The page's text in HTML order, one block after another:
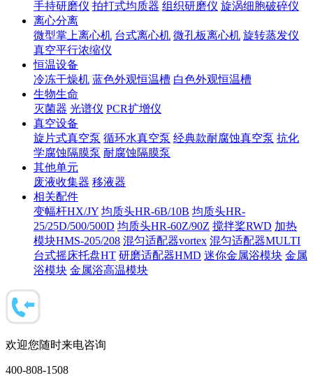
手持研磨仪 拍打式均质器 组织研磨仪 旋涡细胞破碎仪
离心分离
微型掌上离心机 台式离心机 微孔板离心机 旋转蒸发仪
真空平行浓缩仪
恒温设备
冷冻干燥机 蓝色外观恒温槽 白色外观恒温槽
生物生命
灭菌器 光谱仪 PCR扩增仪
真空设备
旋片式真空泵 循环水真空泵 经典款耐腐蚀真空泵 抗化
学腐蚀隔膜泵 耐腐蚀隔膜泵
其他单元
废液收集器 移液器
相关配件
变幅杆HX/JY 均质头HR-6B/10B 均质头HR-
25/25D/500/500D 均质头HR-60Z/90Z 搅拌桨RWD 加热
模块HMS-205/208 混匀适配器vortex 混匀适配器MULTI
台式摇床托盘HT 研磨适配器HMD 迷你金属浴模块 金属
浴模块 金属浴高温模块
欢迎您随时来电咨询
400-808-1508